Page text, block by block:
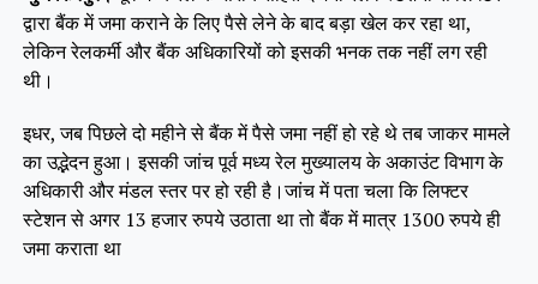
द्वारा बैंक में जमा कराने के लिए पैसे लेने के बाद बड़ा खेल कर रहा था,
लेकिन रेलकर्मी और बैंक अधिकारियों को इसकी भनक तक नहीं लग रही
थी।
इधर, जब पिछले दो महीने से बैंक में पैसे जमा नहीं हो रहे थे तब जाकर मामले
का उद्भेदन हुआ। इसकी जांच पूर्व मध्य रेल मुख्यालय के अकाउंट विभाग के
अधिकारी और मंडल स्तर पर हो रही है।जांच में पता चला कि लिफ्टर
स्टेशन से अगर 13 हजार रुपये उठाता था तो बैंक में मात्र 1300 रुपये ही
जमा कराता था